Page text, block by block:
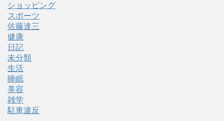
ショッピング
スポーツ
佐藤達三
健康
日記
未分類
生活
睡眠
美容
雑学
駐車違反